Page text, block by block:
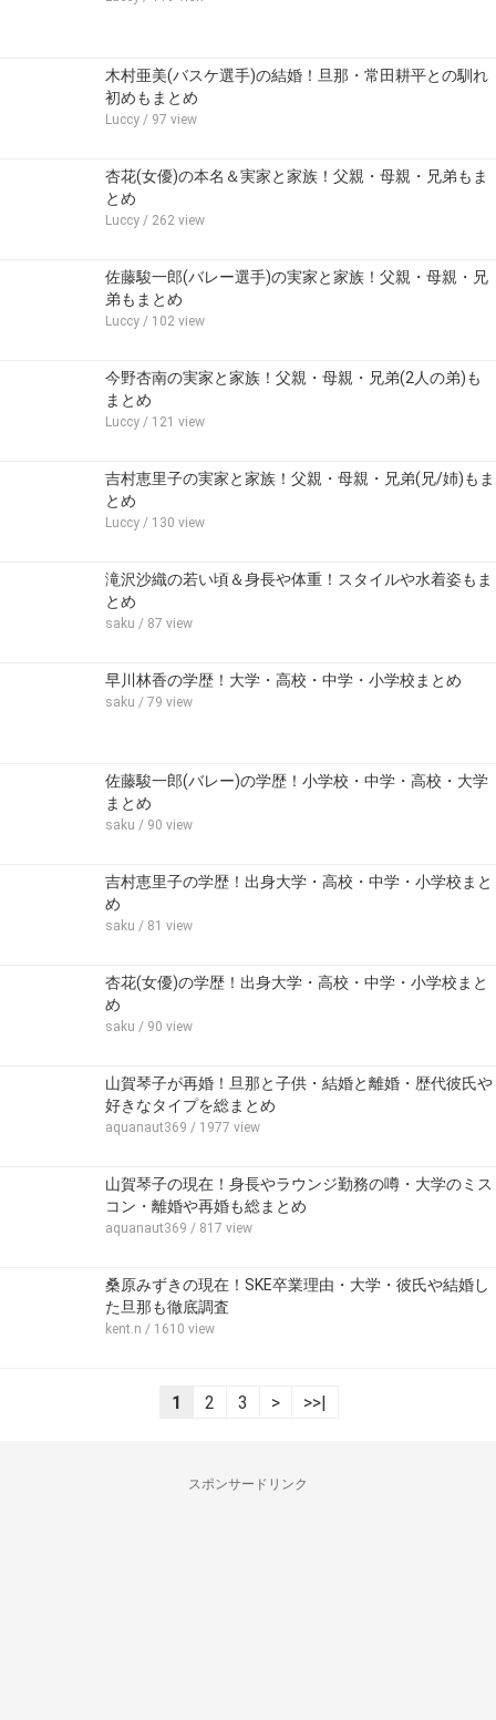
木村亜美(バスケ選手)の結婚！旦那・常田耕平との馴れ
初めもまとめ
Luccy / 97 view
杏花(女優)の本名＆実家と家族！父親・母親・兄弟もま
とめ
Luccy / 262 view
佐藤駿一郎(バレー選手)の実家と家族！父親・母親・兄
弟もまとめ
Luccy / 102 view
今野杏南の実家と家族！父親・母親・兄弟(2人の弟)も
まとめ
Luccy / 121 view
吉村恵里子の実家と家族！父親・母親・兄弟(兄/姉)もま
とめ
Luccy / 130 view
滝沢沙織の若い頃＆身長や体重！スタイルや水着姿もま
とめ
saku / 87 view
早川林香の学歴！大学・高校・中学・小学校まとめ
saku / 79 view
佐藤駿一郎(バレー)の学歴！小学校・中学・高校・大学
まとめ
saku / 90 view
吉村恵里子の学歴！出身大学・高校・中学・小学校まと
め
saku / 81 view
杏花(女優)の学歴！出身大学・高校・中学・小学校まと
め
saku / 90 view
山賀琴子が再婚！旦那と子供・結婚と離婚・歴代彼氏や
好きなタイプを総まとめ
aquanaut369 / 1977 view
山賀琴子の現在！身長やラウンジ勤務の噂・大学のミス
コン・離婚や再婚も総まとめ
aquanaut369 / 817 view
桑原みずきの現在！SKE卒業理由・大学・彼氏や結婚し
た旦那も徹底調査
kent.n / 1610 view
1 2 3 > >>|
スポンサードリンク